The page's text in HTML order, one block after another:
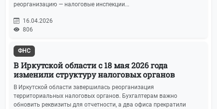
реорганизацию — налоговые инспекции...
16.04.2026
806
ФНС
В Иркутской области с 18 мая 2026 года
изменили структуру налоговых органов
В Иркутской области завершилась реорганизация
территориальных налоговых органов. Бухгалтерам важно
обновить реквизиты для отчетности, а два офиса прекратили